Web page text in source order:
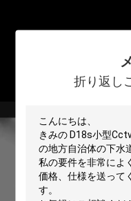
折り返し